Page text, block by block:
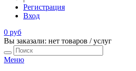
Регистрация
Вход
0 руб
Вы заказали: нет товаров / услуг
Меню